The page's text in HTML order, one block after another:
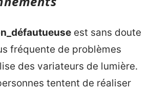
est sans doute
fréquente de problèmes
des variateurs de lumière.
tentent de réaliser